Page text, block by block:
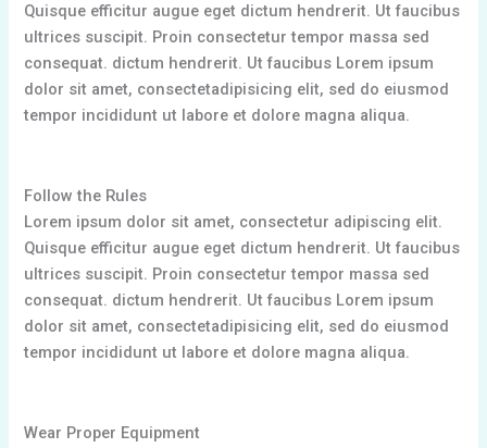
Quisque efficitur augue eget dictum hendrerit. Ut faucibus
ultrices suscipit. Proin consectetur tempor massa sed
consequat. dictum hendrerit. Ut faucibus Lorem ipsum
dolor sit amet, consectetadipisicing elit, sed do eiusmod
tempor incididunt ut labore et dolore magna aliqua.
Follow the Rules
Lorem ipsum dolor sit amet, consectetur adipiscing elit.
Quisque efficitur augue eget dictum hendrerit. Ut faucibus
ultrices suscipit. Proin consectetur tempor massa sed
consequat. dictum hendrerit. Ut faucibus Lorem ipsum
dolor sit amet, consectetadipisicing elit, sed do eiusmod
tempor incididunt ut labore et dolore magna aliqua.
Wear Proper Equipment